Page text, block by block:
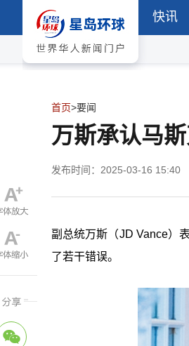
快讯
首页>要闻
万斯承认马
发布时间：2025-03-16 15:40
副总统万斯（JD Vance）
了若干错误。